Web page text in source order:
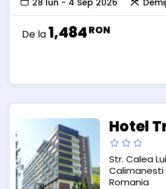
28 Iun - 4 Sep 2026
De la1,484RON
Hotel
Str. Calea
Romania